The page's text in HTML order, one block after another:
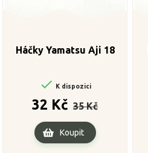
Háčky Yamatsu Aji 18
 K dispozici
32 Kč
cena
35 Kč
Koupit